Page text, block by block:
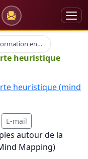
Coach Formation en ligne
heuristique
E-mail
autour de la
Mapping)